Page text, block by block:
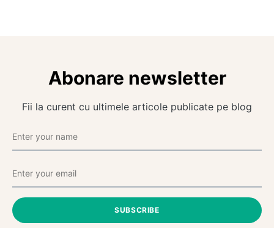
Abonare newsletter
Fii la curent cu ultimele articole publicate pe blog
SUBSCRIBE